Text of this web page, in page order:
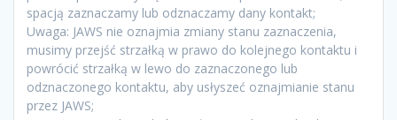
spacją zaznaczamy lub odznaczamy dany kontakt;
Uwaga: JAWS nie oznajmia zmiany stanu zaznaczenia,
musimy przejść strzałką w prawo do kolejnego kontaktu i
powrócić strzałką w lewo do zaznaczonego lub
odznaczonego kontaktu, aby usłyszeć oznajmianie stanu
przez JAWS;